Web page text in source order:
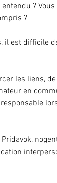
?
?
il est difficile
les liens,
en